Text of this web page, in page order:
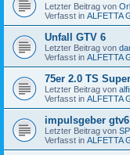
Letzter Beitrag von
Verfasst in ALFETTA
Unfall GTV 6
Letzter Beitrag von
Verfasst in ALFETTA
75er 2.0 TS
Letzter Beitrag von
Verfasst in ALFETTA
impulsgeber
Letzter Beitrag von
Verfasst in ALFETTA